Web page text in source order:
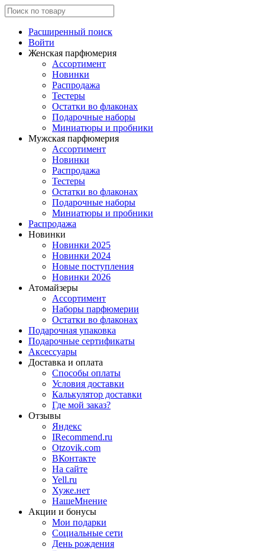
Расширенный поиск
Войти
Женская парфюмерия
Ассортимент
Новинки
Распродажа
Тестеры
Остатки во флаконах
Подарочные наборы
Миниатюры и пробники
Мужская парфюмерия
Ассортимент
Новинки
Распродажа
Тестеры
Остатки во флаконах
Подарочные наборы
Миниатюры и пробники
Распродажа
Новинки
Новинки 2025
Новинки 2024
Новые поступления
Новинки 2026
Атомайзеры
Ассортимент
Наборы парфюмерии
Остатки во флаконах
Подарочная упаковка
Подарочные сертификаты
Аксессуары
Доставка и оплата
Способы оплаты
Условия доставки
Калькулятор доставки
Где мой заказ?
Отзывы
Яндекс
IRecommend.ru
Otzovik.com
ВКонтакте
На сайте
Yell.ru
Хуже.нет
НашеМнение
Акции и бонусы
Мои подарки
Социальные сети
День рождения